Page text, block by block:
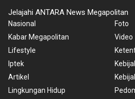
Jelajahi ANTARA News Megapolitan
Nasional
Kabar Megapolitan
Lifestyle
Iptek
Artikel
Lingkungan Hidup
Foto
Video